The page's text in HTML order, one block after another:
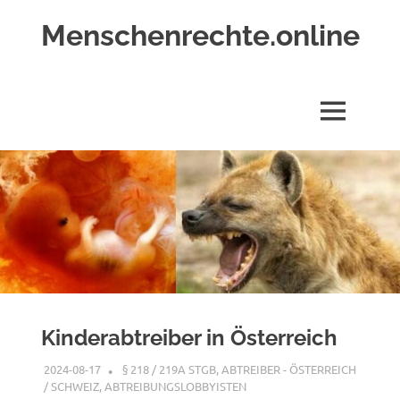
Menschenrechte.online
Geborene
wie
für
Ungeborene
MENÜ
Kinderabtreiber in Österreich
2024-08-17 XX
§ 218 / 219A STGB,ABTREIBER - ÖSTERREICH
/ SCHWEIZ,ABTREIBUNGSLOBBYISTEN